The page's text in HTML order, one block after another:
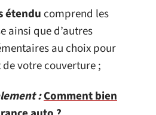
étendu comprend les
ainsi que d’autres
au choix pour
votre couverture ;
:Comment bien